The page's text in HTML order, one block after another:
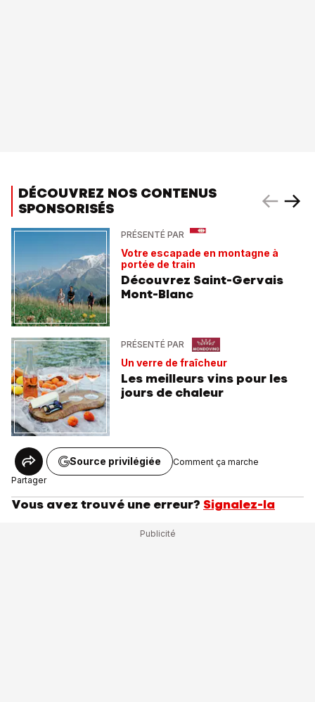
DÉCOUVREZ NOS CONTENUS
SPONSORISÉS
PRÉSENTÉ PAR
Votre escapade en montagne à
portée de train
Découvrez Saint-Gervais
Mont-Blanc
PRÉSENTÉ PAR
Un verre de fraîcheur
Les meilleurs vins pour les
jours de chaleur
Partager
Source privilégiée Comment ça marche
Vous avez trouvé une erreur? Signalez-la